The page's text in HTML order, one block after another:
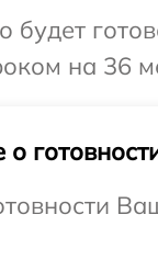
будет
на 36